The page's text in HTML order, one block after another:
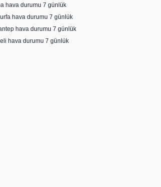
hava durumu 7 günlük
hava durumu 7 günlük
hava durumu 7 günlük
hava durumu 7 günlük